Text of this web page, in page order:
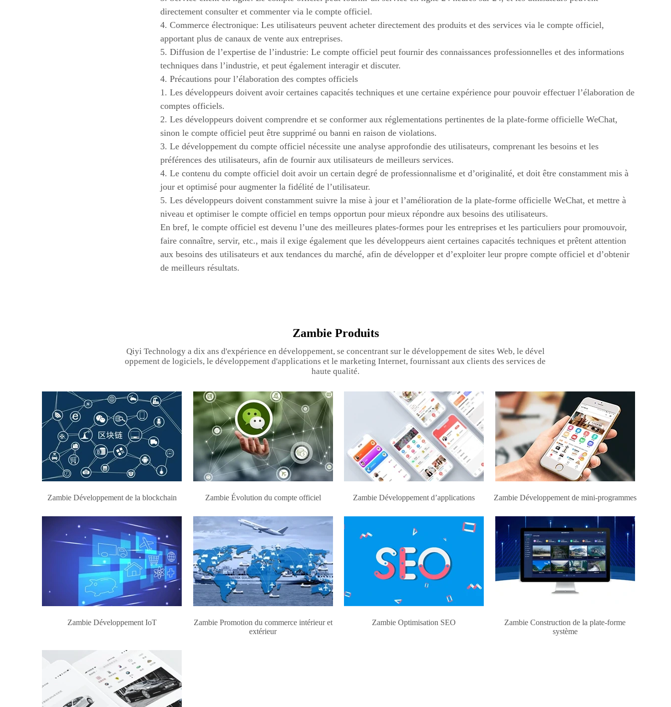
directement consulter et commenter via le compte officiel.
4. Commerce électronique: Les utilisateurs peuvent acheter directement des produits et des services via le compte officiel,
apportant plus de canaux de vente aux entreprises.
5. Diffusion de l’expertise de l’industrie: Le compte officiel peut fournir des connaissances professionnelles et des informations
techniques dans l’industrie, et peut également interagir et discuter.
4. Précautions pour l’élaboration des comptes officiels
1. Les développeurs doivent avoir certaines capacités techniques et une certaine expérience pour pouvoir effectuer l’élaboration de
comptes officiels.
2. Les développeurs doivent comprendre et se conformer aux réglementations pertinentes de la plate-forme officielle WeChat,
sinon le compte officiel peut être supprimé ou banni en raison de violations.
3. Le développement du compte officiel nécessite une analyse approfondie des utilisateurs, comprenant les besoins et les
préférences des utilisateurs, afin de fournir aux utilisateurs de meilleurs services.
4. Le contenu du compte officiel doit avoir un certain degré de professionnalisme et d’originalité, et doit être constamment mis à
jour et optimisé pour augmenter la fidélité de l’utilisateur.
5. Les développeurs doivent constamment suivre la mise à jour et l’amélioration de la plate-forme officielle WeChat, et mettre à
niveau et optimiser le compte officiel en temps opportun pour mieux répondre aux besoins des utilisateurs.
En bref, le compte officiel est devenu l’une des meilleures plates-formes pour les entreprises et les particuliers pour promouvoir,
faire connaître, servir, etc., mais il exige également que les développeurs aient certaines capacités techniques et prêtent attention
aux besoins des utilisateurs et aux tendances du marché, afin de développer et d’exploiter leur propre compte officiel et d’obtenir
de meilleurs résultats.
Zambie Produits
Qiyi Technology a dix ans d'expérience en développement, se concentrant sur le développement de sites Web, le dével
oppement de logiciels, le développement d'applications et le marketing Internet, fournissant aux clients des services de
haute qualité.
Zambie Développement de la blockchain Zambie Évolution du compte officiel Zambie Développement d’applications Zambie Développement de mini-programmes
Zambie Développement IoT
Zambie Promotion du commerce intérieur et
extérieur
Zambie Optimisation SEO
Zambie Construction de la plate-forme
système